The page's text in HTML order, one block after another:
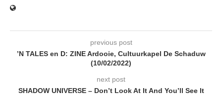
previous post
’N TALES en D: ZINE Ardooie, Cultuurkapel De Schaduw
(10/02/2022)
next post
SHADOW UNIVERSE – Don’t Look At It And You’ll See It